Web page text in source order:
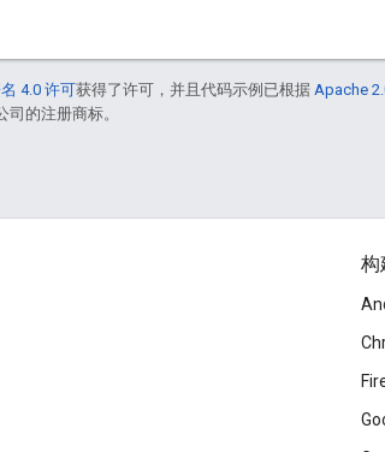
4.0 许可获得了许可，并且代码示例已根据 Apache
司的注册商标。
构